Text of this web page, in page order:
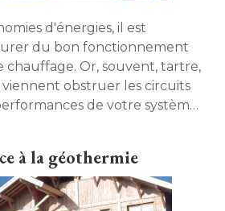
d'énergies, il est
du bon fonctionnement
chauffage. Or, souvent, tartre,
obstruer les circuits
de votre système.
à la géothermie